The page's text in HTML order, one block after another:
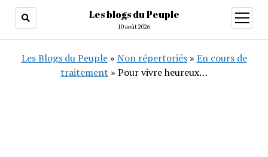
Les blogs du Peuple
10 août 2026
ouvrir
menu
Les Blogs du Peuple» Non répertoriés» En cours de
traitement » Pour vivre heureux…